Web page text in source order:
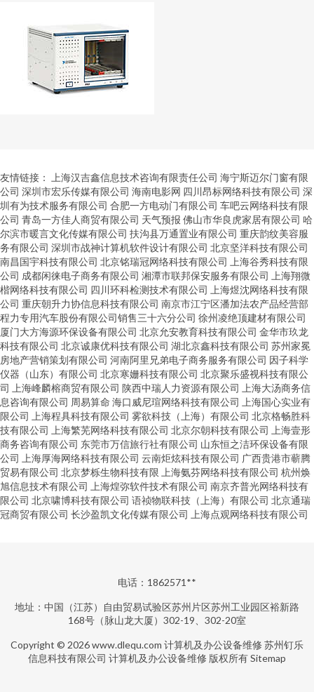
友情链接： 上海汉吉鑫信息技术咨询有限责任公司 海宁斯迈尔门窗有限
公司 深圳市宏乐传媒有限公司 海南电影网 四川昂标网络科技有限公司 深
圳有为技术服务有限公司 合肥一方电动门有限公司 车吧云网络科技有限
公司 青岛一方佳人商贸有限公司 天气预报 佛山市华良虎家居有限公司 哈
尔滨市暖言文化传媒有限公司 扶沟县万通置业有限公司 重庆韵纹美容服
务有限公司 深圳市战神计算机软件设计有限公司 北京坚洋科技有限公司
南昌国宇科技有限公司 北京铭瑞冠网络科技有限公司
上海谷秀科技有限
公司 成都闲徕电子商务有限公司 湘潭市联邦保安服务有限公司
上海翔微
楷网络科技有限公司 四川环科检测技术有限公司
上海煜沈网络科技有限
公司 重庆朝升力协信息科技有限公司 南京市江宁区潘加法农产品经营部
程力专用汽车股份有限公司销售三十六分公司 徐州凌绝顶建材有限公司
厦门大方海源环保设备有限公司 北京允安教育科技有限公司 金华市玖龙
科技有限公司 北京诚康优科技有限公司 湖北京鑫科技有限公司 苏州家冕
房地产营销策划有限公司 河南阿里兄弟电子商务服务有限公司 因子科学
仪器（山东）有限公司 北京寒姗科技有限公司 北京聚乐盛视科技有限公
司
上海峰麟榕商贸有限公司 陕西中瑞人力资源有限公司
上海大汤商务信
息咨询有限公司 周易算命 海口威尼瑄网络科技有限公司
上海国心实业有
限公司
上海程具科技有限公司 雾欲科技（上海）有限公司 北京格畅胜科
技有限公司
上海繁芜网络科技有限公司 北京尔朝科技有限公司
上海壹形
商务咨询有限公司 东莞市万信旅行社有限公司 山东恒之洁环保设备有限
公司
上海厚海网络科技有限公司 云南炬炫科技有限公司 广西贵港市蕲腾
贸易有限公司 北京梦栎生物科技有限 上海氨芬网络科技有限公司 杭州焕
旭信息技术有限公司
上海煌弥软件技术有限公司 南京齐普光网络科技有
限公司 北京啸博科技有限公司 语祯物联科技（上海）有限公司 北京通瑞
冠商贸有限公司 长沙盈凯文化传媒有限公司 上海点观网络科技有限公司
电话：1862571**
地址：中国（江苏）自由贸易试验区苏州片区苏州工业园区裕新路
168号（脉山龙大厦）302-19、302-20室
Copyright © 2026www.dlequ.com 计算机及办公设备维修 苏州钉乐
信息科技有限公司 计算机及办公设备维修 版权所有Sitemap